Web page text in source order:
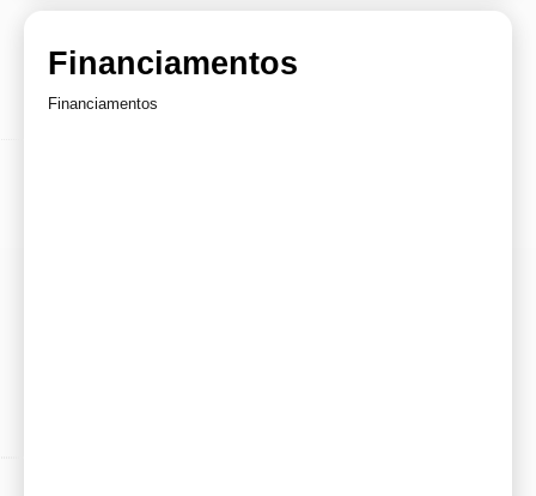
Financiamentos
Financiamentos